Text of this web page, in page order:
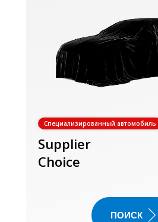
Специализированный автомобиль
Supplier
Choice
ПОИСК